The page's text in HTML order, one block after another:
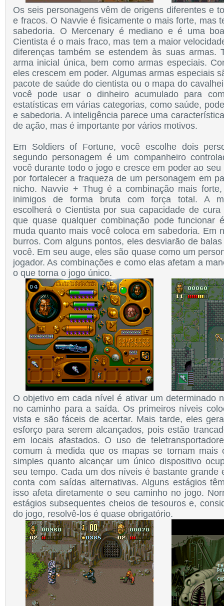
Os seis personagens vêm de origens diferentes e
e fracos. O Navvie é fisicamente o mais forte, mas
sabedoria. O Mercenary é mediano e é uma
Cientista é o mais fraco, mas tem a maior
diferenças também se estendem às suas armas.
arma inicial única, bem como armas especiais.
eles crescem em poder. Algumas armas especiais
pacote de saúde do cientista ou o mapa do
você pode usar o dinheiro acumulado para
estatísticas em várias categorias, como saúde,
e sabedoria. A inteligência parece uma
de ação, mas é importante por vários motivos.
Em Soldiers of Fortune, você escolhe dois
segundo personagem é um companheiro
você durante todo o jogo e cresce em poder ao
por fortalecer a fraqueza de um personagem em
nicho. Navvie + Thug é a combinação mais
inimigos de forma bruta com força total. A
escolherá o Cientista por sua capacidade de
que quase qualquer combinação pode funcionar
muda quanto mais você coloca em sabedoria. Em
burros. Com alguns pontos, eles desviarão de
você. Em seu auge, eles são quase como um
jogador. As combinações e como elas afetam a
o que torna o jogo único.
O objetivo em cada nível é ativar um determinado
no caminho para a saída. Os primeiros níveis
vista e são fáceis de acertar. Mais tarde, eles
esforço para serem alcançados, pois estão
em locais afastados. O uso de
comum à medida que os mapas se tornam mais
simples quanto alcançar um único dispositivo
seu tempo. Cada um dos níveis é bastante grande
conta com saídas alternativas. Alguns estágios
isso afeta diretamente o seu caminho no jogo.
estágios subsequentes cheios de tesouros e,
do jogo, resolvê-los é quase obrigatório.